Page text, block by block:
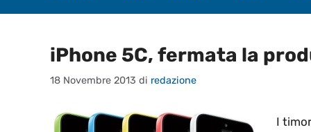
iPhone 5C, fermata la
18 Novembre 2013 di redazione
I